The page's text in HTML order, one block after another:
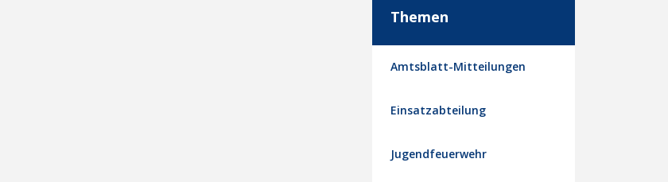
Themen
Amtsblatt-Mitteilungen
Einsatzabteilung
Jugendfeuerwehr